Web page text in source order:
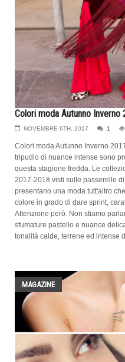
Colori moda Autunno Inverno
NOVEMBRE 6TH, 2017 1
Colori moda Autunno Inverno
tripudio di nuance intense sono
questa stagione fredda. Le
2017-2018 visti sulle passerelle
presentano una moda tutt'altro
colore in grado di dare sprint,
Attenzione però. Non stiamo
sfumature pastello e nuance
tonalità calde, terrene ed intense
MAGAZINE